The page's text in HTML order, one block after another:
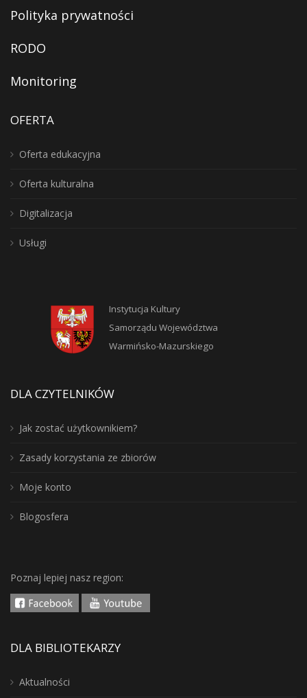
Polityka prywatności
RODO
Monitoring
OFERTA
Oferta edukacyjna
Oferta kulturalna
Digitalizacja
Usługi
Instytucja Kultury
Samorządu Województwa
Warmińsko-Mazurskiego
DLA CZYTELNIKÓW
Jak zostać użytkownikiem?
Zasady korzystania ze zbiorów
Moje konto
Blogosfera
Poznaj lepiej nasz region:
DLA BIBLIOTEKARZY
Aktualności